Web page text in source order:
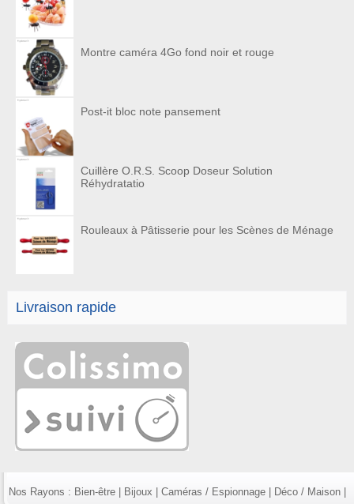
Montre caméra 4Go fond noir et rouge
Post-it bloc note pansement
Cuillère O.R.S. Scoop Doseur Solution
Réhydratatio
Rouleaux à Pâtisserie pour les Scènes de Ménage
Livraison rapide
Nos Rayons : Bien-être| Bijoux Caméras / Espionnage| Déco / Maison|